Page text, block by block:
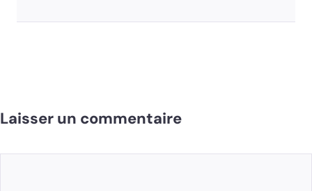
Laisser un commentaire